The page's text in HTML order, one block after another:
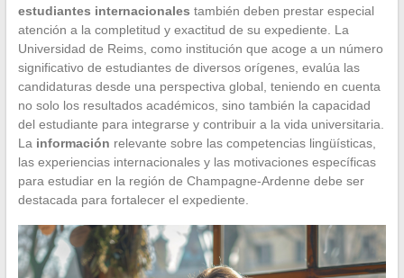
estudiantes internacionales también deben prestar especial
atención a la completitud y exactitud de su expediente. La
Universidad de Reims, como institución que acoge a un número
significativo de estudiantes de diversos orígenes, evalúa las
candidaturas desde una perspectiva global, teniendo en cuenta
no solo los resultados académicos, sino también la capacidad
del estudiante para integrarse y contribuir a la vida universitaria.
La información relevante sobre las competencias lingüísticas,
las experiencias internacionales y las motivaciones específicas
para estudiar en la región de Champagne-Ardenne debe ser
destacada para fortalecer el expediente.